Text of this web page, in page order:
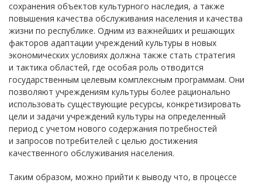
сохранения объектов культурного наследия, а также
повышения качества обслуживания населения и качества
жизни по республике. Одним из важнейших и решающих
факторов адаптации учреждений культуры в новых
экономических условиях должна также стать стратегия
и тактика областей, где особая роль отводится
государственным целевым комплексным программам. Они
позволяют учреждениям культуры более рационально
использовать существующие ресурсы, конкретизировать
цели и задачи учреждений культуры на определенный
период с учетом нового содержания потребностей
и запросов потребителей с целью достижения
качественного обслуживания населения.
Таким образом, можно прийти к выводу что, в процессе